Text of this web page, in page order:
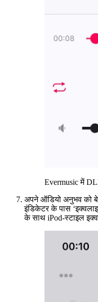
Evermusic में
अपने ऑडियो अनुभव को
इंडिकेटर के पास
के साथ iPod-स्टाइल